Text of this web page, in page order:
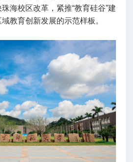
海校区改革，紧推“教育硅谷”建
教育创新发展的示范样板。